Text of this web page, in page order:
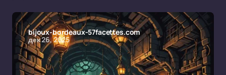
bijoux-bordeaux-57facettes.com
дек 26, 2025